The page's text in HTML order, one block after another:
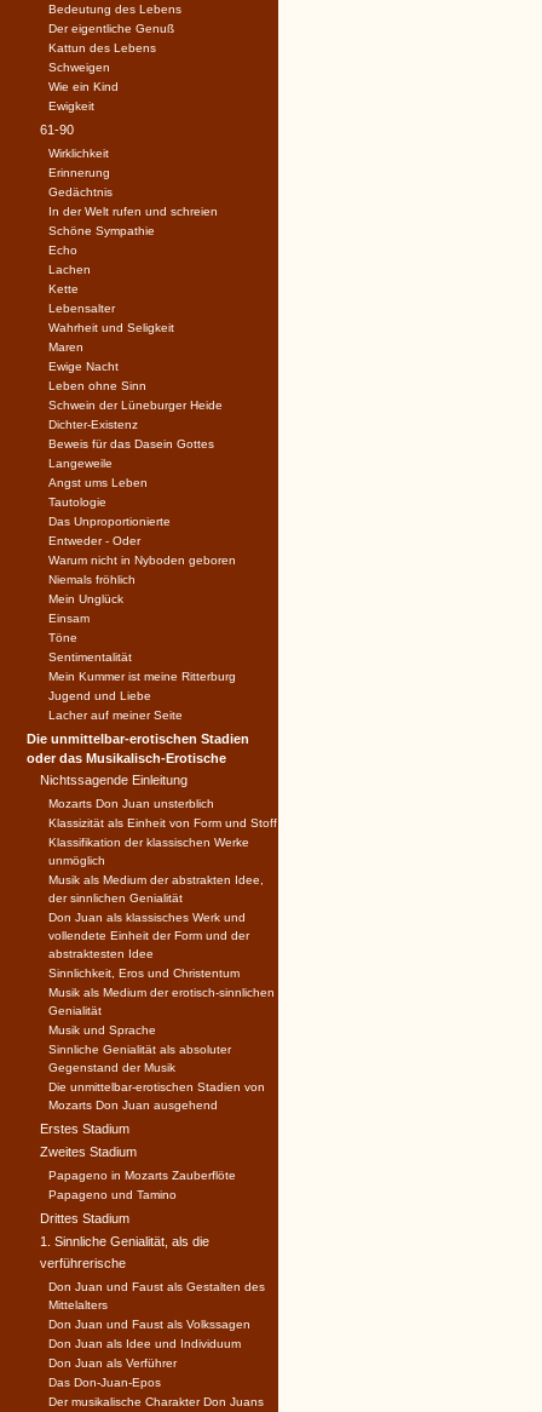
Bedeutung des Lebens
Der eigentliche Genuß
Kattun des Lebens
Schweigen
Wie ein Kind
Ewigkeit
61-90
Wirklichkeit
Erinnerung
Gedächtnis
In der Welt rufen und schreien
Schöne Sympathie
Echo
Lachen
Kette
Lebensalter
Wahrheit und Seligkeit
Maren
Ewige Nacht
Leben ohne Sinn
Schwein der Lüneburger Heide
Dichter-Existenz
Beweis für das Dasein Gottes
Langeweile
Angst ums Leben
Tautologie
Das Unproportionierte
Entweder - Oder
Warum nicht in Nyboden geboren
Niemals fröhlich
Mein Unglück
Einsam
Töne
Sentimentalität
Mein Kummer ist meine Ritterburg
Jugend und Liebe
Lacher auf meiner Seite
Die unmittelbar-erotischen Stadien
oder das Musikalisch-Erotische
Nichtssagende Einleitung
Mozarts Don Juan unsterblich
Klassizität als Einheit von Form und Stoff
Klassifikation der klassischen Werke
unmöglich
Musik als Medium der abstrakten Idee,
der sinnlichen Genialität
Don Juan als klassisches Werk und
vollendete Einheit der Form und der
abstraktesten Idee
Sinnlichkeit, Eros und Christentum
Musik als Medium der erotisch-sinnlichen
Genialität
Musik und Sprache
Sinnliche Genialität als absoluter
Gegenstand der Musik
Die unmittelbar-erotischen Stadien von
Mozarts Don Juan ausgehend
Erstes Stadium
Zweites Stadium
Papageno in Mozarts Zauberflöte
Papageno und Tamino
Drittes Stadium
1. Sinnliche Genialität, als die
verführerische
Don Juan und Faust als Gestalten des
Mittelalters
Don Juan und Faust als Volkssagen
Don Juan als Idee und Individuum
Don Juan als Verführer
Das Don-Juan-Epos
Der musikalische Charakter Don Juans